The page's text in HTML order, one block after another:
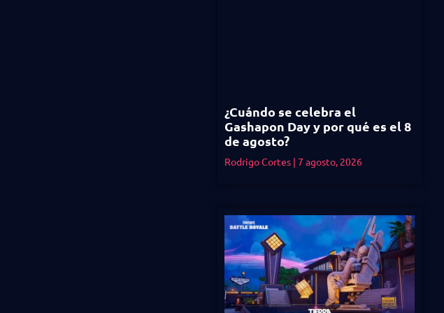
¿Cuándo se celebra el
Gashapon Day y por qué es el 8
de agosto?
Rodrigo Cortes 7 agosto, 2026